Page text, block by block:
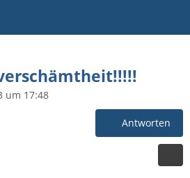
um 17:48
Antworten